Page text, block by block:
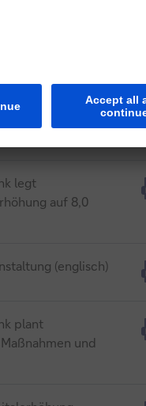
Sprache ist
legt
auf 8,0
(englisch)
plant
und
den Nachtrag hierzu,
weitere bereits bei
sind nach deren
eingebundene
69 910-00) eine
innerhalb des
des Financial
(die
Verordnung gelten oder
werden. Alle
zur Verfügung und
abgegeben. Personen,
oder im Vertrauen